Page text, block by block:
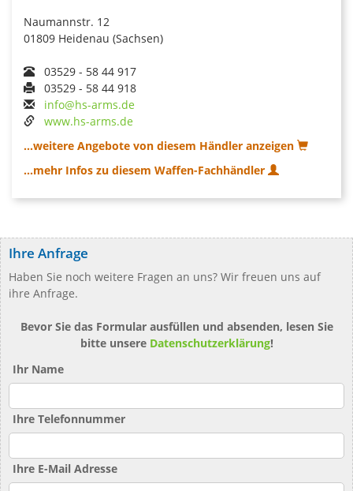
Naumannstr. 12
01809 Heidenau (Sachsen)
03529 - 58 44 917
03529 - 58 44 918
info@hs-arms.de
www.hs-arms.de
...weitere Angebote von diesem Händler anzeigen
...mehr Infos zu diesem Waffen-Fachhändler
Ihre Anfrage
Haben Sie noch weitere Fragen an uns? Wir freuen uns auf
ihre Anfrage.
Bevor Sie das Formular ausfüllen und absenden, lesen Sie
bitte unsere Datenschutzerklärung!
Ihr Name
Ihre Telefonnummer
Ihre E-Mail Adresse